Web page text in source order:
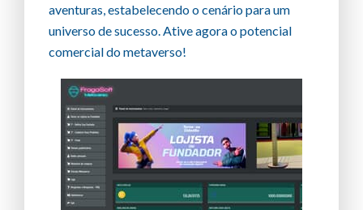
aventuras, estabelecendo o cenário para um
universo de sucesso. Ative agora o potencial
comercial do metaverso!